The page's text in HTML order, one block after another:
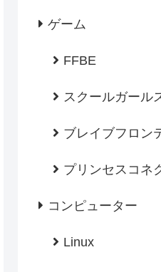
ゲーム
FFBE
スクールガール
ブレイブフロン
プリンセスコネ
コンピューター
Linux